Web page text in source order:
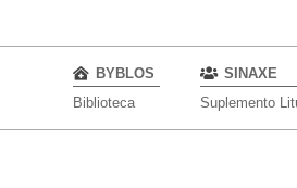
BYBLOS
Biblioteca
SINAXE
Suplemento